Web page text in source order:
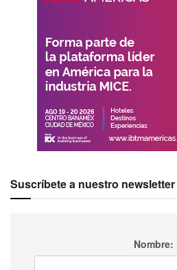
Suscríbete a nuestro newsletter
Nombre: